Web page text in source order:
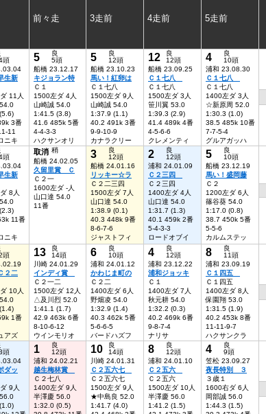
前々走 3走前 4走前 5走前
頭
生新
11人
3番
11
ニキ
5
良
5頭
船橋 23.12.17
キジョラン特
Ｃ１
1500左ダ 4人
山崎誠 54.0
1:41.5 (3.8)
41.6 485k 5番
4-4-3-3
ハクサンオリ
5
良
12頭
船橋 23.10.23
馬い！紅卵は
Ｃ１七八
1500左ダ 9人
山崎誠 54.0
1:37.9 (1.1)
40.2 491k 3番
9-9-10-9
カナラクリー
12
良
12頭
船橋 23.09.25
Ｃ１七八
Ｃ１七八
1500左ダ 3人
笹川翼 53.0
1:39.3 (2.9)
41.4 489k 4番
4-5-6-6
クレメンティ
4
良
10頭
浦和 23.08.30
Ｃ１七八
Ｃ１七八
1400左ダ 3人
☆新原周 52.0
1:30.3 (1.0)
38.5 485k 10番
7-7-5-4
グルアガッハ
頭
生新
8人
11番
ニキ
取消 稍
船橋 24.02.05
久留里賞 Ｃ
Ｃ２一
1600左ダ -人
山口達 54.0
11番
3
良
12頭
船橋 24.01.16
リッキー☆ラ
Ｃ２二三四
1500左ダ 7人
山口達 54.0
1:38.9 (0.1)
40.3 448k 9番
8-6-7-6
ジャストフィ
2
良
12頭
浦和 24.01.09
Ｃ２三四
Ｃ２三四
1400左ダ 4人
山口達 54.0
1:31.7 (1.3)
40.1 459k 2番
5-4-3-3
ロードオブイ
5
良
10頭
船橋 23.12.19
馬い！盛岡藤
Ｃ２
1200左ダ 6人
篠谷葵 54.0
1:17.0 (0.8)
38.7 450k 5番
5-5-6
カルムステッ
頭
２二
10人
1番
アズ
13
良
14頭
川崎 24.01.29
インディ賞
Ｃ２一二
1500左ダ 12人
△及川烈 52.0
1:41.1 (1.7)
42.9 463k 6番
8-10-6-12
ウインモリオ
6
良
10頭
浦和 24.01.12
かわじま町の
Ｃ２二
1400左ダ 6人
野畑凌 54.0
1:32.9 (1.4)
40.3 462k 5番
5-6-6-5
バードハズフ
4
良
12頭
浦和 23.12.22
浦和ジョッキ
Ｃ１
1400左ダ 7人
秋元耕 54.0
1:32.2 (0.3)
40.2 469k 6番
9-8-7-4
ナリサ
8
良
11頭
浦和 23.09.19
Ｃ１四五
Ｃ１四五
1400左ダ 8人
保園翔 53.0
1:31.5 (1.9)
40.2 453k 8番
11-11-9-7
ハクサンクラ
頭
ダッ
9人
1
良
12頭
浦和 24.02.21
越生梅林賞
Ｃ２七八
1400左ダ 9人
半澤慶 56.0
1:32.0 (0.5)
10
良
14頭
川崎 24.01.31
Ｃ２五六七
Ｃ２五六七
1500左ダ 9人
★中島良 52.0
1:41.7 (4.0)
8
良
12頭
浦和 24.01.10
Ｃ２五六
Ｃ２五六
1500左ダ 10人
半澤慶 56.0
1:41.2 (1.5)
4
良
9頭
笠松 23.09.27
夜長特別 ３
３歳１
1600右ダ 6人
岡部誠 56.0
1:44.3 (1.5)